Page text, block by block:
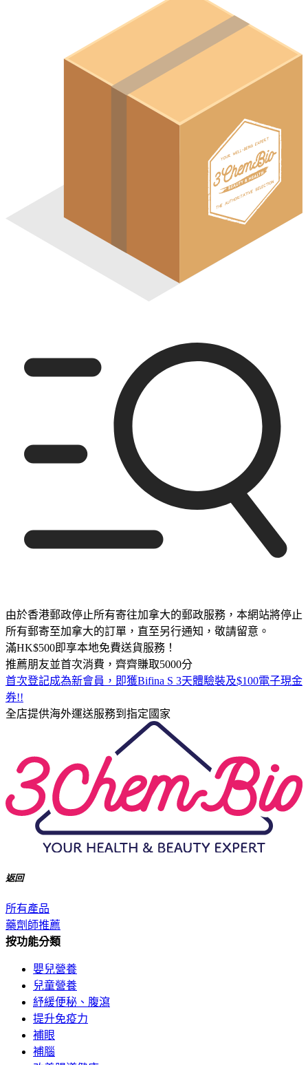
由於香港郵政停止所有寄往加拿大的郵政服務，本網站將停止
所有郵寄至加拿大的訂單，直至另行通知，敬請留意。
滿HK$500即享本地免費送貨服務！
推薦朋友並首次消費，齊齊賺取5000分
首次登記成為新會員，即獲Bifina S 3天體驗裝及$100電子現金
券!!
全店提供海外運送服務到指定國家
返回
所有產品
藥劑師推薦
按功能分類
嬰兒營養
兒童營養
紓緩便秘、腹瀉
提升免疫力
補眼
補腦